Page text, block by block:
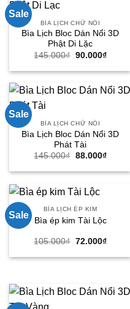
Sale
BÌA LỊCH CHỮ NỔI
Bìa Lịch Bloc Dán Nổi 3D
Phật Di Lặc
145.000₫ Giá
là:
90.000₫Giá
tại
Sale
BÌA LỊCH CHỮ NỔI
Bìa Lịch Bloc Dán Nổi 3D
Phát Tài
145.000₫ Giá
là:
88.000₫Giá
tại
Sale
BÌA LỊCH ÉP KIM
Bìa ép kim Tài Lộc
105.000₫ Giá
là:
72.000₫Giá
tại